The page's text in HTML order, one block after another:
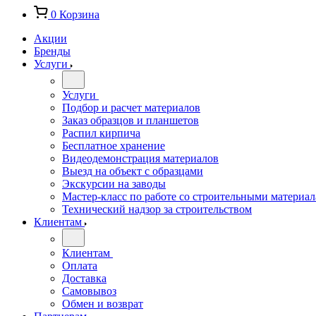
0 Корзина
Акции
Бренды
Услуги
Услуги
Подбор и расчет материалов
Заказ образцов и планшетов
Распил кирпича
Бесплатное хранение
Видеодемонстрация материалов
Выезд на объект с образцами
Экскурсии на заводы
Мастер-класс по работе со строительными
Технический надзор за строительством
Клиентам
Клиентам
Оплата
Доставка
Самовывоз
Обмен и возврат